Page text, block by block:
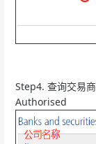
Step4. 查询交易
Authorised